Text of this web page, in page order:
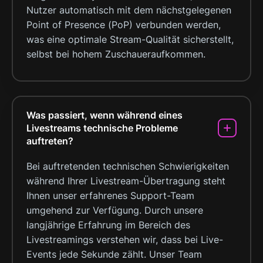
personalisieren, Funktionen für soziale Medien anbieten
zu können und die Zugriffe auf unsere Website zu
analysieren. Außerdem geben wir Informationen zu Ihrer
Verwendung unserer Website an unsere Partner für
soziale Medien, Werbung und Analysen weiter. Unsere
haben oder die sie im Rahmen Ihrer Nutzung der Dienste
gesammelt haben.
Nutzer automatisch mit dem nächstgelegenen
Point of Presence (PoP) verbunden werden,
was eine optimale Stream-Qualität sicherstellt,
selbst bei hohem Zuschaueraufkommen.
Was passiert, wenn während eines
Livestreams technische Probleme
auftreten?
Bei auftretenden technischen Schwierigkeiten
während Ihrer Livestream-Übertragung steht
Ihnen unser erfahrenes Support-Team
umgehend zur Verfügung. Durch unsere
langjährige Erfahrung im Bereich des
Livestreamings verstehen wir, dass bei Live-
Events jede Sekunde zählt. Unser Team